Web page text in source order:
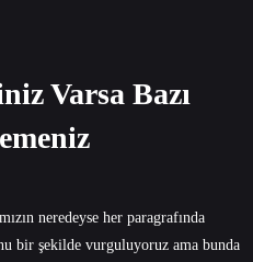
Varsa Bazı
neredeyse her paragrafında
bir şekilde vurguluyoruz ama bunda